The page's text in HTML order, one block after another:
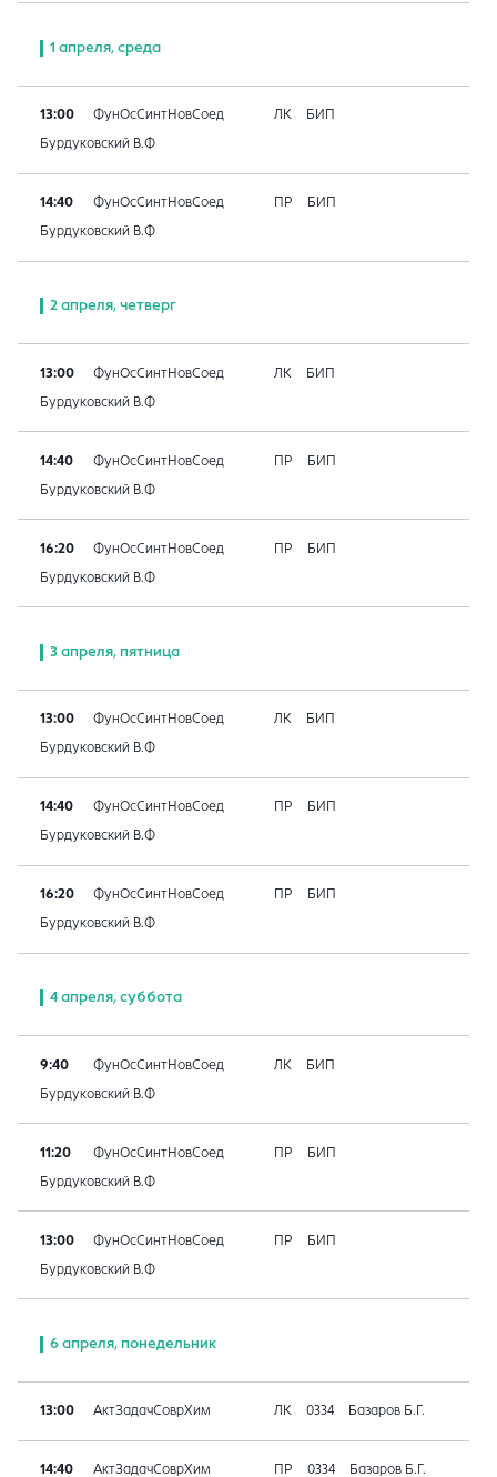
1 апреля, среда
13:00 ФунОсСинтНовСоед ЛК БИП
Бурдуковский В.Ф
14:40 ФунОсСинтНовСоед ПР БИП
Бурдуковский В.Ф
2 апреля, четверг
13:00 ФунОсСинтНовСоед ЛК БИП
Бурдуковский В.Ф
14:40 ФунОсСинтНовСоед ПР БИП
Бурдуковский В.Ф
16:20 ФунОсСинтНовСоед ПР БИП
Бурдуковский В.Ф
3 апреля, пятница
13:00 ФунОсСинтНовСоед ЛК БИП
Бурдуковский В.Ф
14:40 ФунОсСинтНовСоед ПР БИП
Бурдуковский В.Ф
16:20 ФунОсСинтНовСоед ПР БИП
Бурдуковский В.Ф
4 апреля, суббота
9:40 ФунОсСинтНовСоед ЛК БИП
Бурдуковский В.Ф
11:20 ФунОсСинтНовСоед ПР БИП
Бурдуковский В.Ф
13:00 ФунОсСинтНовСоед ПР БИП
Бурдуковский В.Ф
6 апреля, понедельник
13:00 АктЗадачСоврХим ЛК 0334 Базаров Б.Г.
14:40 АктЗадачСоврХим ПР 0334 Базаров Б.Г.